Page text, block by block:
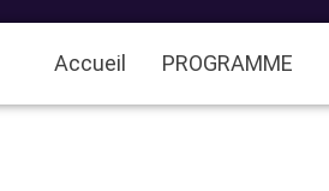
Accueil PROGRAMME